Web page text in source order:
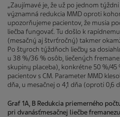
„Zaujímavé je, že už po jednom
významná redukcia MMD oproti
upozorňujeme pacientov, že musia
liečba fungovať. Tu došlo k
(mesačný aj štvrťročný) takmer
Po štyroch týždňoch liečby sa
u 38 %/36 % osôb, liečených
skupiny placeba), konkrétne 50 %/45
pacientov s CM. Parameter MMD
dňa, u mesačnej o 4,1 dňa (oproti 0,6
Graf 1A, B Redukcia priemerného
pri dvanásťmesačnej liečbe